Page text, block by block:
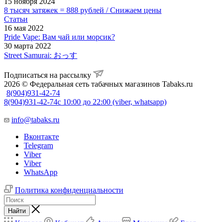
8 тысяч затяжек = 888 рублей / Снижаем цены
Статьи
16 мая 2022
Pride Vape: Вам чай или морсик?
30 марта 2022
Street Samurai: おっす
Подписаться на рассылку
2026 © Федеральная сеть табачных магазинов Tabaks.ru
8(904)931-42-74
8(904)931-42-74с 10:00 до 22:00 (viber, whatsapp)
info@tabaks.ru
Вконтакте
Telegram
Viber
Viber
WhatsApp
Политика конфиденциальности
Найти